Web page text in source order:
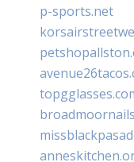
p-sports.net